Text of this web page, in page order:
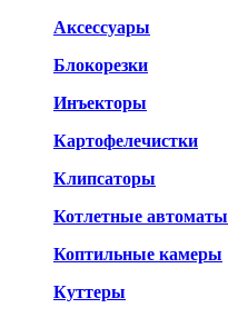
Аксессуары
Блокорезки
Инъекторы
Картофелечистки
Клипсаторы
Котлетные автоматы
Коптильные камеры
Куттеры